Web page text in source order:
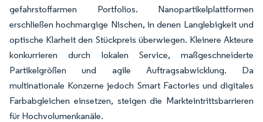
gefahrstoffarmen Portfolios. Nanopartikelplattformen
erschließen hochmargige Nischen, in denen Langlebigkeit und
optische Klarheit den Stückpreis überwiegen. Kleinere Akteure
konkurrieren durch lokalen Service, maßgeschneiderte
Partikelgrößen und agile Auftragsabwicklung. Da
multinationale Konzerne jedoch Smart Factories und digitales
Farbabgleichen einsetzen, steigen die Markteintrittsbarrieren
für Hochvolumenkanäle.